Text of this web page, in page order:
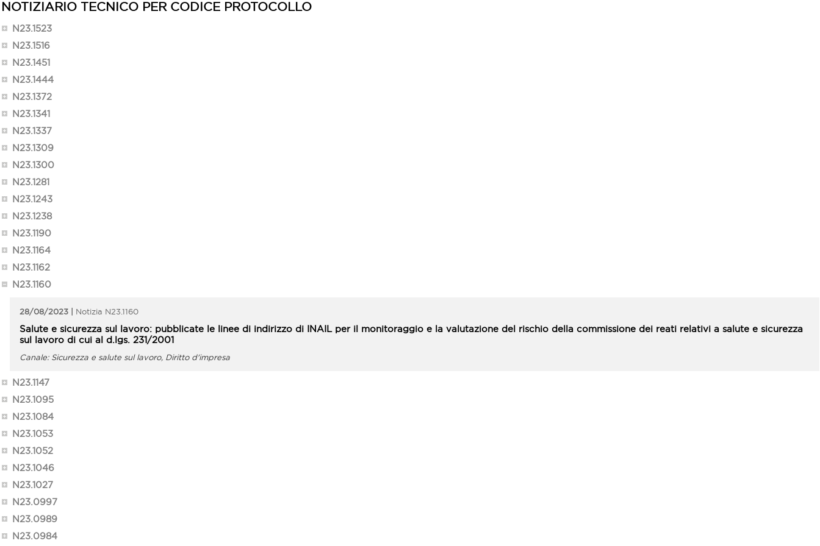
NOTIZIARIO TECNICO PER CODICE PROTOCOLLO
N23.1523
N23.1516
N23.1451
N23.1444
N23.1372
N23.1341
N23.1337
N23.1309
N23.1300
N23.1281
N23.1243
N23.1238
N23.1190
N23.1164
N23.1162
N23.1160
28/08/2023 N23.1160
Salute e sicurezza sul lavoro: pubblicate le linee di indirizzo di INAIL per il monitoraggio e la valutazione del rischio della commissione dei reati relativi a salute e sicurezza
sul lavoro di cui al d.lgs. 231/2001
Sicurezza e salute sul lavoro, Diritto d'impresa
N23.1147
N23.1095
N23.1084
N23.1053
N23.1052
N23.1046
N23.1027
N23.0997
N23.0989
N23.0984